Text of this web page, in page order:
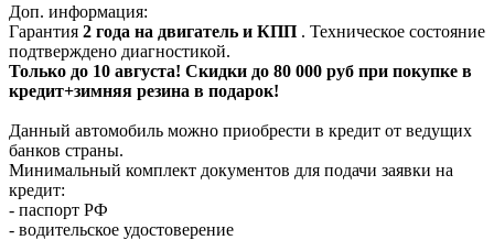
Доп. информация:
Гарантия 2 года на двигатель и КПП . Техническое состояние
подтверждено диагностикой.
Только до 10 августа! Скидки до 80 000 руб при покупке в
кредит+зимняя резина в подарок!
Данный автомобиль можно приобрести в кредит от ведущих
банков страны.
Минимальный комплект документов для подачи заявки на
кредит:
- паспорт РФ
- водительское удостоверение